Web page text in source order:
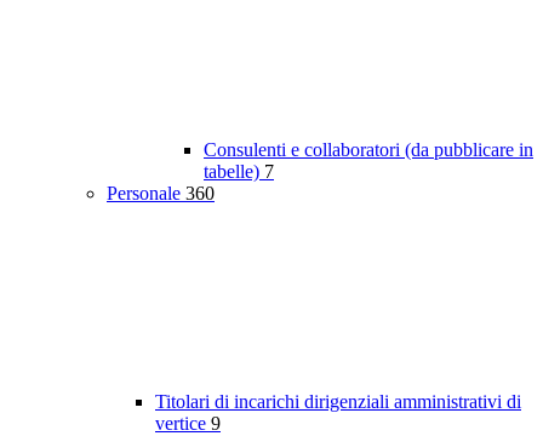
Consulenti e collaboratori (da pubblicare in
tabelle) 7
Personale 360
Titolari di incarichi dirigenziali amministrativi di
vertice 9